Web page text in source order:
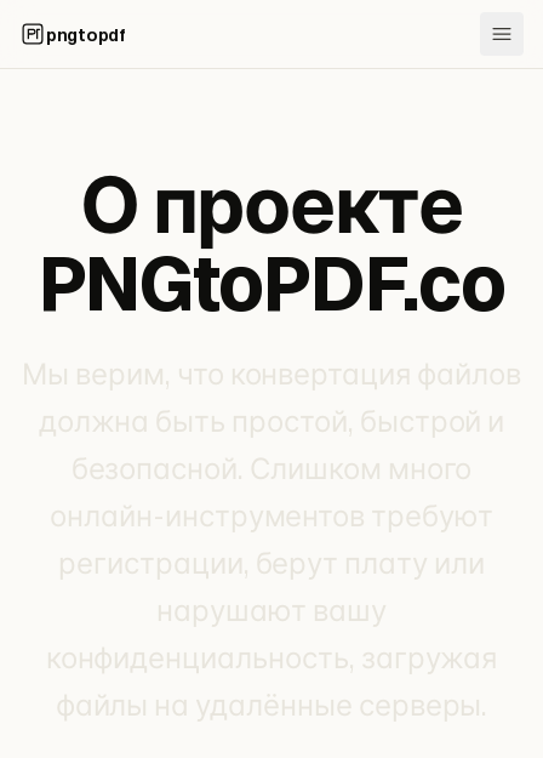
pngtopdf
О проекте
PNGtoPDF.co
Мы верим, что конвертация файлов
должна быть простой, быстрой и
безопасной. Слишком много
онлайн-инструментов требуют
регистрации, берут плату или
нарушают вашу
конфиденциальность, загружая
файлы на удалённые серверы.